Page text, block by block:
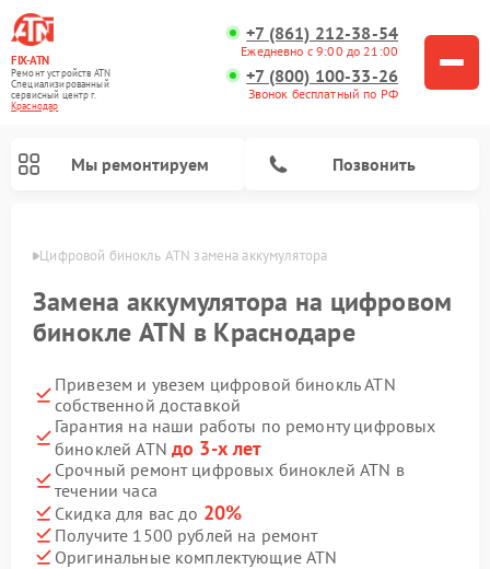
FIX-ATN
Ремонт устройств ATN
Специализированный
cервисный центр г.
Краснодар
+7 (861) 212-38-54
Ежедневно с 9:00 до 21:00
+7 (800) 100-33-26
Звонок бесплатный по РФ
Мы ремонтируем Позвонить
Цифровой бинокль ATN замена аккумулятора
Замена аккумулятора на цифровом
бинокле ATN в Краснодаре
Привезем и увезем цифровой бинокль ATN
собственной доставкой
Гарантия на наши работы по ремонту цифровых
биноклей ATN до 3-х лет
Срочный ремонт цифровых биноклей ATN в
течении часа
Скидка для вас до 20%
Получите 1500 рублей на ремонт
Оригинальные комплектующие ATN